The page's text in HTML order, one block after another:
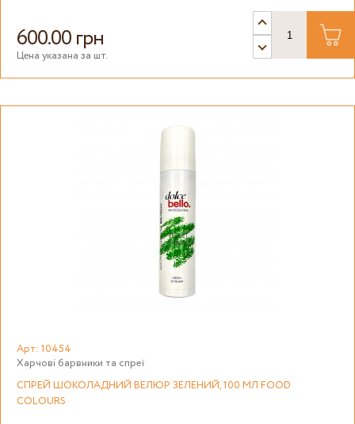
600.00 грн
Цена указана за шт.
Арт: 10454
Харчові барвники та спреї
СПРЕЙ ШОКОЛАДНИЙ ВЕЛЮР ЗЕЛЕНИЙ, 100 МЛ FOOD
COLOURS